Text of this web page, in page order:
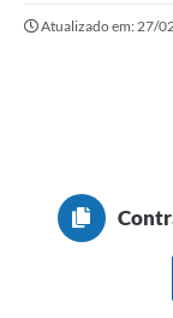
Atualizado em: 27/